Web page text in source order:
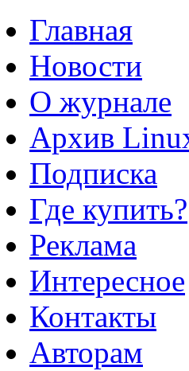
Главная
Новости
О журнале
Архив
Подписка
Где купить?
Реклама
Интересное
Контакты
Авторам